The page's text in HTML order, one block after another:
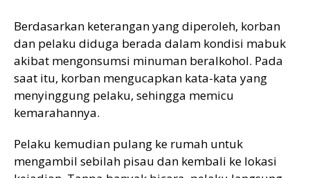
Berdasarkan keterangan yang diperoleh, korban
dan pelaku diduga berada dalam kondisi mabuk
akibat mengonsumsi minuman beralkohol. Pada
saat itu, korban mengucapkan kata-kata yang
menyinggung pelaku, sehingga memicu
kemarahannya.
Pelaku kemudian pulang ke rumah untuk
mengambil sebilah pisau dan kembali ke lokasi